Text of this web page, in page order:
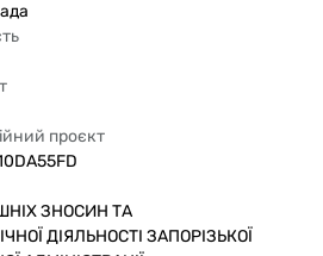
проєкт
ЗНОСИН ТА
ДІЯЛЬНОСТІ ЗАПОРІЗЬКОЇ